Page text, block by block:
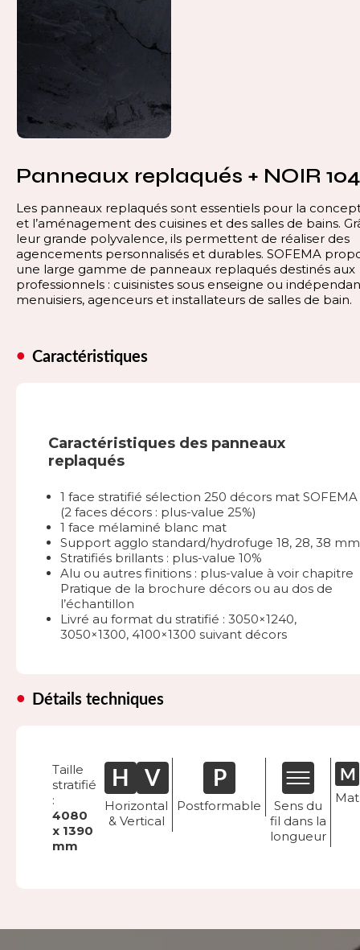
Panneaux replaqués + NOIR
Les panneaux replaqués sont essentiels pour la
et l’aménagement des cuisines et des salles de bains.
leur grande polyvalence, ils permettent de réaliser des
agencements personnalisés et durables. SOFEMA
une large gamme de panneaux replaqués destinés aux
professionnels : cuisinistes sous enseigne ou
menuisiers, agenceurs et installateurs de salles de bain.
Caractéristiques
Caractéristiques des panneaux
replaqués
1 face stratifié sélection 250 décors mat SOFEMA
(2 faces décors : plus-value 25%)
1 face mélaminé blanc mat
Support agglo standard/hydrofuge 18, 28, 38 mm
Stratifiés brillants : plus-value 10%
Alu ou autres finitions : plus-value à voir chapitre
Pratique de la brochure décors ou au dos de
l’échantillon
Livré au format du stratifié : 3050×1240,
3050×1300, 4100×1300 suivant décors
Détails techniques
Taille
stratifié
:
4080
x 1390
mm
Horizontal
& Vertical
Postformable
Sens du
fil dans la
longueur
Mat